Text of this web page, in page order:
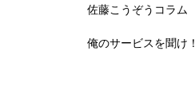
佐藤こうぞうコラム
俺のサービスを聞け！